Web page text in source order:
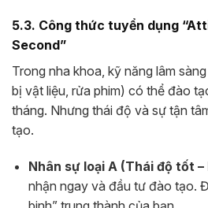
5.3. Công thức tuyển dụng
Second”
Trong nha khoa, kỹ năng lâm
bị vật liệu, rửa phim) có thể đào
tháng. Nhưng thái độ và sự tận
tạo.
Nhân sự loại A (Thái độ tốt –
nhận ngay và đầu tư đào tạo.